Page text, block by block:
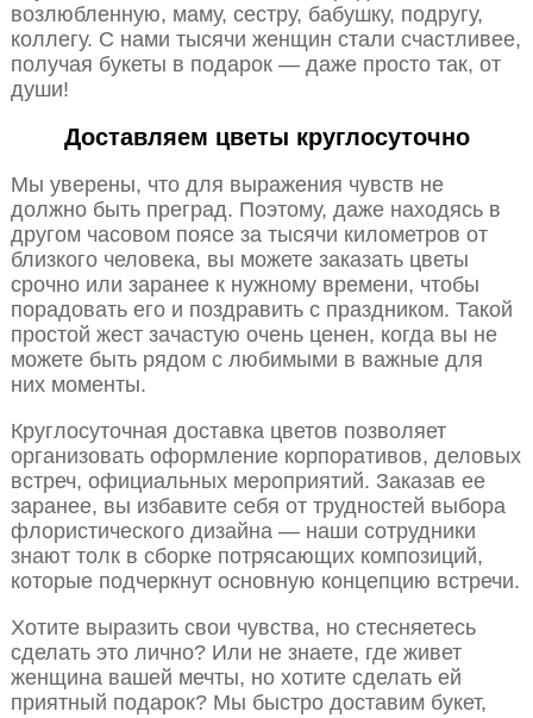
возлюбленную, маму, сестру, бабушку, подругу,
коллегу. С нами тысячи женщин стали счастливее,
получая букеты в подарок — даже просто так, от
души!
Доставляем цветы круглосуточно
Мы уверены, что для выражения чувств не
должно быть преград. Поэтому, даже находясь в
другом часовом поясе за тысячи километров от
близкого человека, вы можете заказать цветы
срочно или заранее к нужному времени, чтобы
порадовать его и поздравить с праздником. Такой
простой жест зачастую очень ценен, когда вы не
можете быть рядом с любимыми в важные для
них моменты.
Круглосуточная доставка цветов позволяет
организовать оформление корпоративов, деловых
встреч, официальных мероприятий. Заказав ее
заранее, вы избавите себя от трудностей выбора
флористического дизайна — наши сотрудники
знают толк в сборке потрясающих композиций,
которые подчеркнут основную концепцию встречи.
Хотите выразить свои чувства, но стесняетесь
сделать это лично? Или не знаете, где живет
женщина вашей мечты, но хотите сделать ей
приятный подарок? Мы быстро доставим букет,